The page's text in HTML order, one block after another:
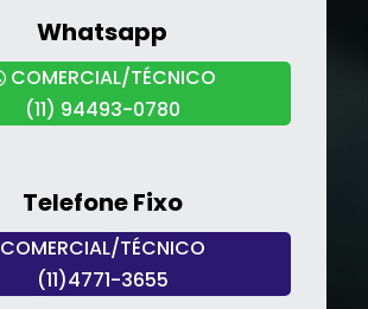
Whatsapp
COMERCIAL/TÉCNICO
(11) 94493-0780
Telefone Fixo
COMERCIAL/TÉCNICO
(11)4771-3655